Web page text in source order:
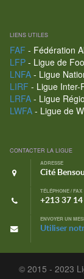
LIENS UTILES
FAF - Fédération
LFP- Ligue de
LNFA- Ligue
LIRF - Ligue Inter-
LRFA- Ligue
LWFA- Ligue de
CONTACTER LA LIGUE
ADRESSE
Cité
TÉLÉPHONE / FAX
+213 37
ENVOYER UN
Utiliser
© 2015 - 2023